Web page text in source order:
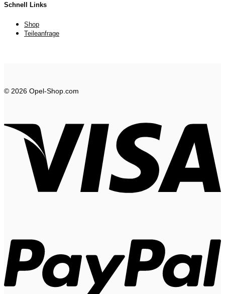
Schnell Links
Shop
Teileanfrage
© 2026 Opel-Shop.com